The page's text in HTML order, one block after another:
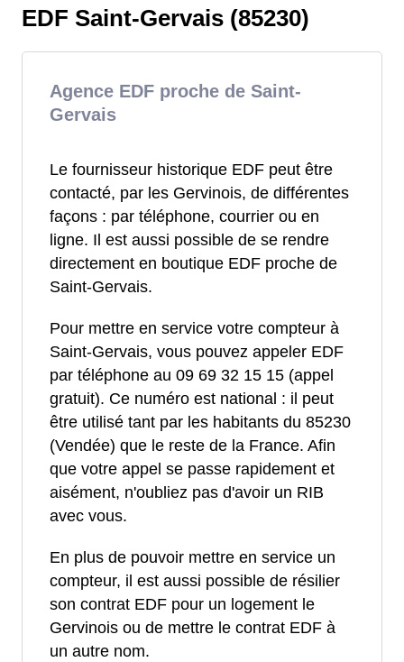
EDF Saint-Gervais (85230)
Agence EDF proche de Saint-
Gervais
Le fournisseur historique EDF peut être
contacté, par les Gervinois, de différentes
façons : par téléphone, courrier ou en
ligne. Il est aussi possible de se rendre
directement en boutique EDF proche de
Saint-Gervais.
Pour mettre en service votre compteur à
Saint-Gervais, vous pouvez appeler EDF
par téléphone au 09 69 32 15 15 (appel
gratuit). Ce numéro est national : il peut
être utilisé tant par les habitants du 85230
(Vendée) que le reste de la France. Afin
que votre appel se passe rapidement et
aisément, n'oubliez pas d'avoir un RIB
avec vous.
En plus de pouvoir mettre en service un
compteur, il est aussi possible de résilier
son contrat EDF pour un logement le
Gervinois ou de mettre le contrat EDF à
un autre nom.